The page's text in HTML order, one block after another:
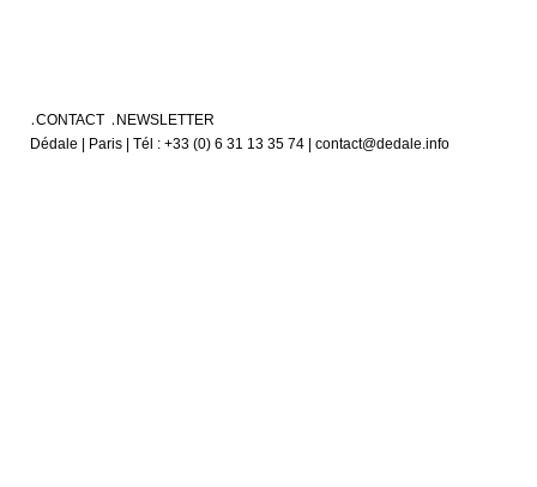
CONTACT
NEWSLETTER
Dédale | Paris | Tél : +33 (0) 6 31 13 35 74 | contact@dedale.info